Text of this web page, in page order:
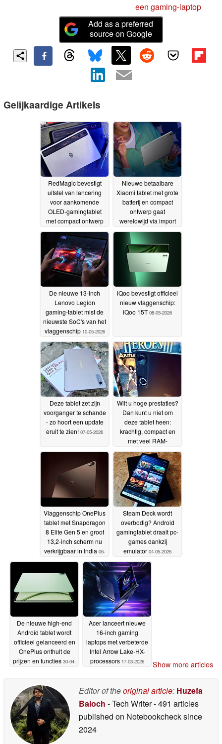
een gaming-laptop
Add as a preferred
source on Google
Gelijkaardige Artikels
RedMagic bevestigt
uitstel van lancering
voor aankomende
OLED-gamingtablet
met compact ontwerp
10-05-2026
Nieuwe betaalbare
Xiaomi tablet met grote
batterij en compact
ontwerp gaat
wereldwijd via import
10-05-2026
De nieuwe 13-inch
Lenovo Legion
gaming-tablet mist de
nieuwste SoC's van het
vlaggenschip 10-05-2026
iQoo bevestigt officieel
nieuw vlaggenschip:
iQoo 15T08-05-2026
Deze tablet zet zijn
voorganger te schande
- zo hoort een update
eruit te zien! 07-05-2026
Wilt u hoge prestaties?
Dan kunt u niet om
deze tablet heen:
krachtig, compact en
met veel RAM-
geheugen ondanks de
geheugencrisis06-05-
2026
Vlaggenschip OnePlus
tablet met Snapdragon
8 Elite Gen 5 en groot
13,2-inch scherm nu
verkrijgbaar in India 06-
05-2026
Steam Deck wordt
overbodig? Android
gamingtablet draait pc-
games dankzij
emulator 04-05-2026
De nieuwe high-end
Android tablet wordt
officieel gelanceerd en
OnePlus onthult de
prijzen en functies 30-04-
Acer lanceert nieuwe
16-inch gaming
laptops met verbeterde
Intel Arrow Lake-HX-
processors 17-03-2026 Show more articles
Editor of theoriginal article: Huzefa
Baloch - Tech Writer- 491 articles
published on Notebookchecksince
2024